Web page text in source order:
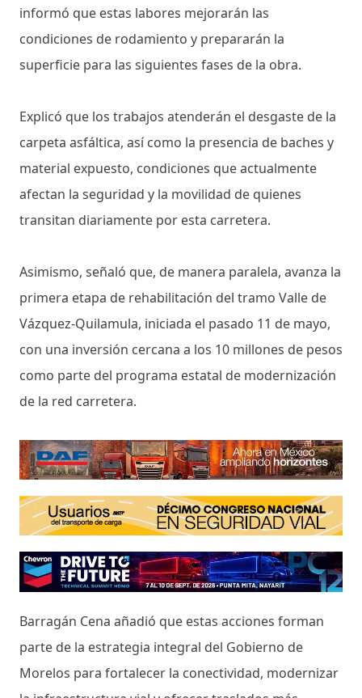
informó que estas labores mejorarán las
condiciones de rodamiento y prepararán la
superficie para las siguientes fases de la obra.
Explicó que los trabajos atenderán el desgaste de la
carpeta asfáltica, así como la presencia de baches y
material expuesto, condiciones que actualmente
afectan la seguridad y la movilidad de quienes
transitan diariamente por esta carretera.
Asimismo, señaló que, de manera paralela, avanza la
primera etapa de rehabilitación del tramo Valle de
Vázquez-Quilamula, iniciada el pasado 11 de mayo,
con una inversión cercana a los 10 millones de pesos
como parte del programa estatal de modernización
de la red carretera.
Barragán Cena añadió que estas acciones forman
parte de la estrategia integral del Gobierno de
Morelos para fortalecer la conectividad, modernizar